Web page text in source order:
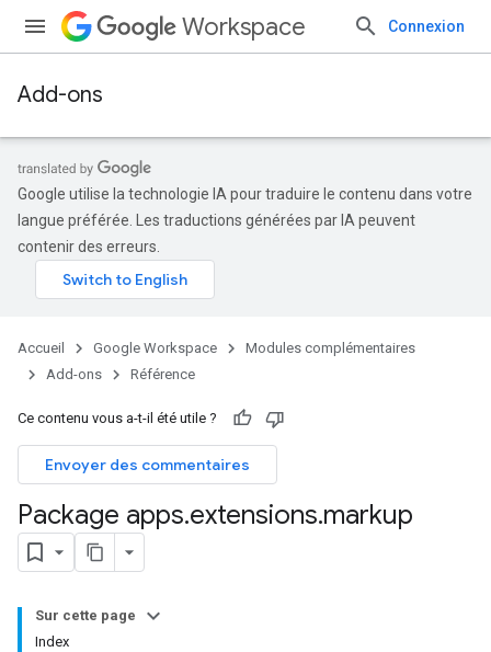
Workspace Connexion
Add-ons
Google utilise la technologie IA pour traduire le contenu dans votre
langue préférée. Les traductions générées par IA peuvent
contenir des erreurs.
Accueil Google Workspace
Modules complémentaires
Add-ons
Référence
Ce contenu vous a-t-il été utile ?
Envoyer des commentaires
Package apps.extensions.markup
Sur cette page
Index